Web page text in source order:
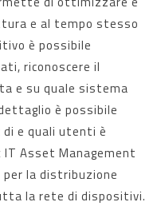
e al tempo stesso
è possibile
riconoscere il
e su quale sistema
è possibile
di e quali utenti è
Asset Management
la distribuzione
la rete di dispositivi.